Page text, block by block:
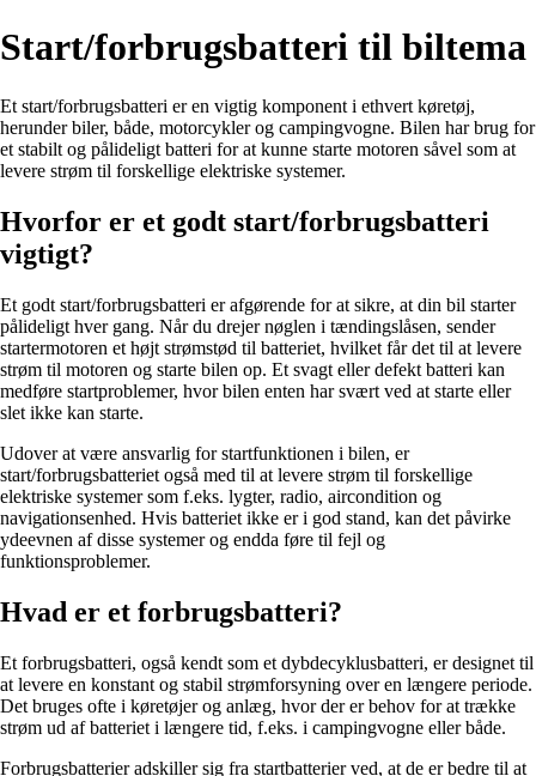
Start/forbrugsbatteri til biltema
Et start/forbrugsbatteri er en vigtig komponent i ethvert køretøj,
herunder biler, både, motorcykler og campingvogne. Bilen har brug for
et stabilt og pålideligt batteri for at kunne starte motoren såvel som at
levere strøm til forskellige elektriske systemer.
Hvorfor er et godt start/forbrugsbatteri
vigtigt?
Et godt start/forbrugsbatteri er afgørende for at sikre, at din bil starter
pålideligt hver gang. Når du drejer nøglen i tændingslåsen, sender
startermotoren et højt strømstød til batteriet, hvilket får det til at levere
strøm til motoren og starte bilen op. Et svagt eller defekt batteri kan
medføre startproblemer, hvor bilen enten har svært ved at starte eller
slet ikke kan starte.
Udover at være ansvarlig for startfunktionen i bilen, er
start/forbrugsbatteriet også med til at levere strøm til forskellige
elektriske systemer som f.eks. lygter, radio, aircondition og
navigationsenhed. Hvis batteriet ikke er i god stand, kan det påvirke
ydeevnen af disse systemer og endda føre til fejl og
funktionsproblemer.
Hvad er et forbrugsbatteri?
Et forbrugsbatteri, også kendt som et dybdecyklusbatteri, er designet til
at levere en konstant og stabil strømforsyning over en længere periode.
Det bruges ofte i køretøjer og anlæg, hvor der er behov for at trække
strøm ud af batteriet i længere tid, f.eks. i campingvogne eller både.
Forbrugsbatterier adskiller sig fra startbatterier ved, at de er bedre til at